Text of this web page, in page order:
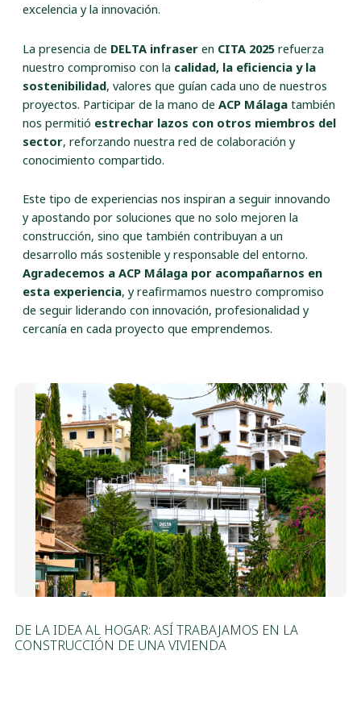
excelencia y la innovación.
La presencia de DELTA infraseren CITA 2025refuerza
nuestro compromiso con la calidad, la eficiencia y la
sostenibilidad, valores que guían cada uno de nuestros
proyectos. Participar de la mano de ACP Málagatambién
nos permitió estrechar lazos con otros miembros del
sector, reforzando nuestra red de colaboración y
conocimiento compartido.
Este tipo de experiencias nos inspiran a seguir innovando
y apostando por soluciones que no solo mejoren la
construcción, sino que también contribuyan a un
desarrollo más sostenible y responsable del entorno.
Agradecemos a ACP Málaga por acompañarnos en
esta experiencia, y reafirmamos nuestro compromiso
de seguir liderando con innovación, profesionalidad y
cercanía en cada proyecto que emprendemos.
DE LA IDEA AL HOGAR: ASÍ TRABAJAMOS EN LA
CONSTRUCCIÓN DE UNA VIVIENDA